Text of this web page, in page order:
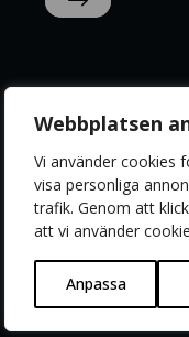
Webbplatsen
Vi använder cookies
visa personliga
trafik. Genom att
att vi använder
Anpassa
MER
Energisnack:
börshandel?
LÄS